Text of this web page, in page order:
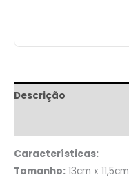
Descrição
Características:
Tamanho: 13cm x 11,5cm